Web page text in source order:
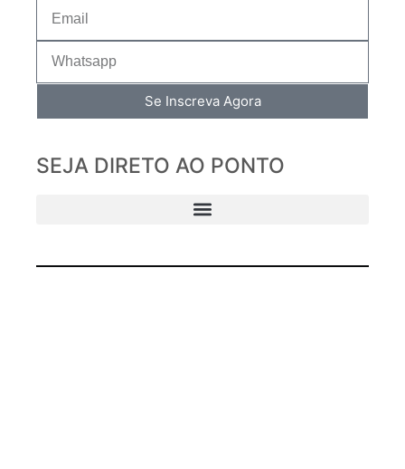
Se Inscreva Agora
SEJA DIRETO AO PONTO